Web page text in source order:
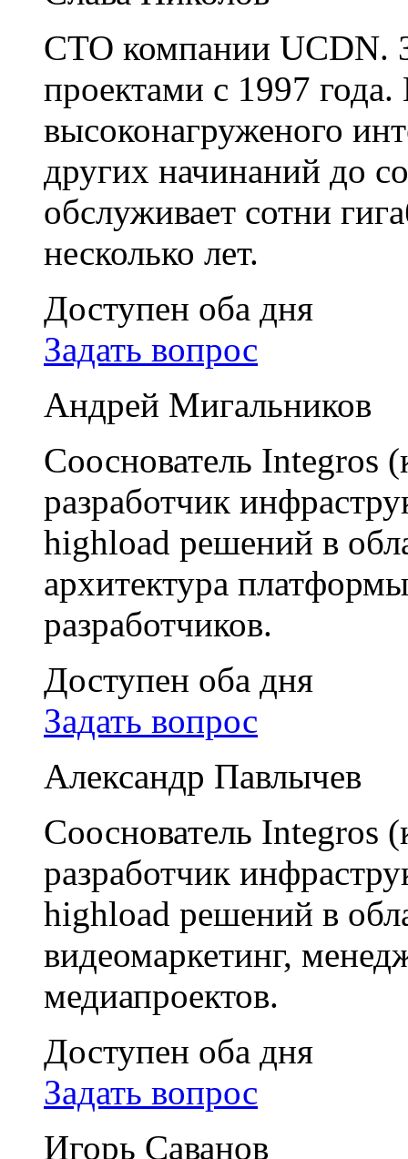
CTO компании UCDN.
проектами с 1997
высоконагруженого
других начинаний до
обслуживает сотни
несколько лет.
Доступен оба дня
Задать вопрос
Андрей Мигальников
Сооснователь Integros
разработчик
highload решений в
архитектура
разработчиков.
Доступен оба дня
Задать вопрос
Александр Павлычев
Сооснователь Integros
разработчик
highload решений в
видеомаркетинг,
медиапроектов.
Доступен оба дня
Задать вопрос
Игорь Саванов